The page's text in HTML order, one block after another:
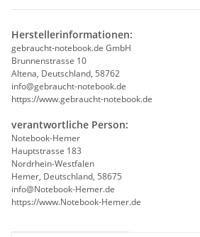
Herstellerinformationen:
gebraucht-notebook.de GmbH
Brunnenstrasse 10
Altena, Deutschland, 58762
info@gebraucht-notebook.de
https://www.gebraucht-notebook.de
verantwortliche Person:
Notebook-Hemer
Hauptstrasse 183
Nordrhein-Westfalen
Hemer, Deutschland, 58675
info@Notebook-Hemer.de
https://www.Notebook-Hemer.de